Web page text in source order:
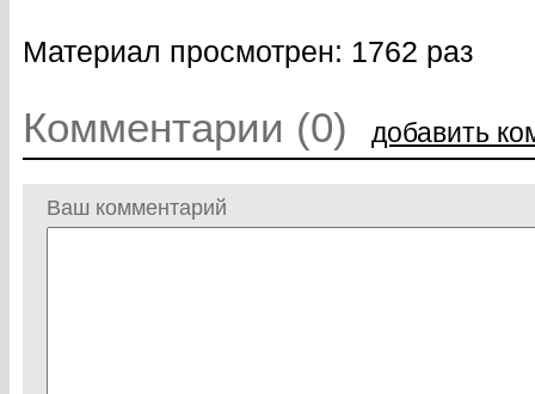
Материал просмотрен: 1762 раз
Комментарии (0) добавить
Ваш комментарий